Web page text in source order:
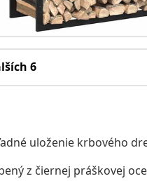
6
uloženie krbového
z čiernej práškovej